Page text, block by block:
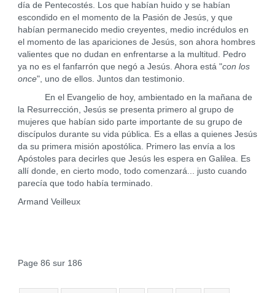
día de Pentecostés. Los que habían huido y se habían
escondido en el momento de la Pasión de Jesús, y que
habían permanecido medio creyentes, medio incrédulos en
el momento de las apariciones de Jesús, son ahora hombres
valientes que no dudan en enfrentarse a la multitud. Pedro
ya no es el fanfarrón que negó a Jesús. Ahora está "con los
once", uno de ellos. Juntos dan testimonio.
En el Evangelio de hoy, ambientado en la mañana de
la Resurrección, Jesús se presenta primero al grupo de
mujeres que habían sido parte importante de su grupo de
discípulos durante su vida pública. Es a ellas a quienes Jesús
da su primera misión apostólica. Primero las envía a los
Apóstoles para decirles que Jesús les espera en Galilea. Es
allí donde, en cierto modo, todo comenzará... justo cuando
parecía que todo había terminado.
Armand Veilleux
Page 86 sur 186